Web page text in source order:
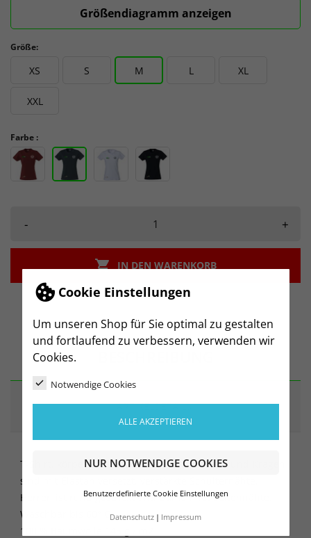
Cookie Einstellungen
Um unseren Shop für Sie optimal zu gestalten
und fortlaufend zu verbessern, verwenden wir
Cookies.
Notwendige Cookies
ALLE AKZEPTIEREN
NUR NOTWENDIGE COOKIES
Benutzerdefinierte Cookie Einstellungen
Datenschutz Impressum
Größendiagramm anzeigen
Größe:
XS S M L XL
XXL
Farbe :
- +
 IN DEN WARENKORB
ARTIKELDETAILS
T-Shirt, körpernah geschnitten, Nackenband und Kragen
sind mit Elastan versetzt, verstärkte Schulternähte.
Herren ist rund gestrickt und Damen hat Seitennähte.
Waschbar bis 60° C.
100 % Baumwolle 145 g / m2